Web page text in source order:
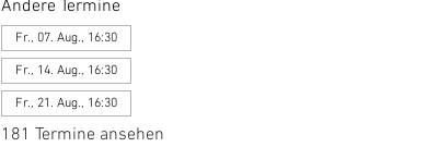
Andere Termine
Fr., 07. Aug., 16:30
Fr., 14. Aug., 16:30
Fr., 21. Aug., 16:30
181 Termine ansehen